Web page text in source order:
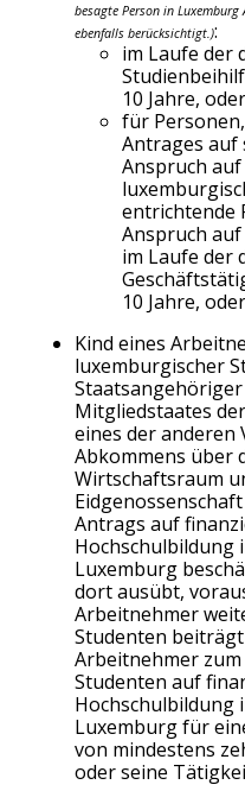
besagtePerson in
ebenfalls berücksichtigt.):
im Laufe der
10 Jahre, oder
für
Antrages auf
Anspruch
entrichtende
Anspruch
im Laufe der
10 Jahre, oder
Kind eines
luxemburgischer
Mitgliedstaates
eines der anderen
Abkommens über
Wirtschaftsraum
Antrags auf
Hochschulbildung
Luxemburg
dort ausübt,
Arbeitnehmer
Studenten
Arbeitnehmer
Studenten auf
Hochschulbildung
Luxemburg für
von mindestens
oder seine